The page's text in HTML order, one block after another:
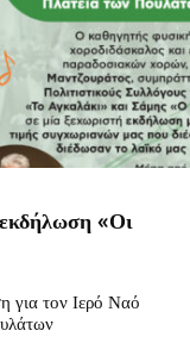
«Οι
για τον Ιερό Ναό